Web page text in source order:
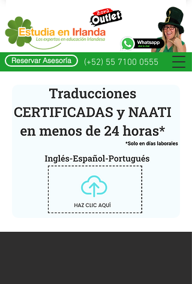
Reservar Asesoría (+52) 55 7100 0555